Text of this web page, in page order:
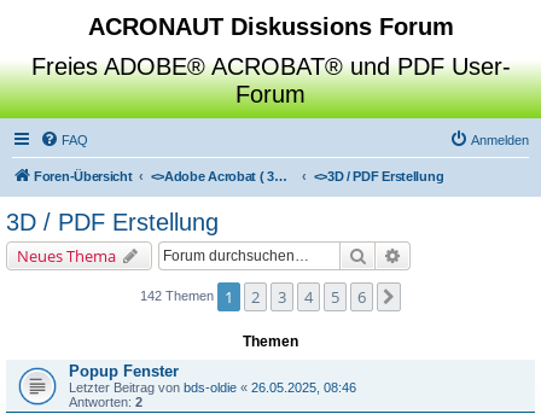
ACRONAUT Diskussions Forum
Freies ADOBE® ACROBAT® und PDF User-
Forum
FAQ Anmelden
Foren-Übersicht <>Adobe Acrobat ( 3D / Professional / Standard / Reader / Distiller ) <>3D / PDF Erstellung
3D / PDF Erstellung
Neues Thema Suche
142 Themen 1 2 3 4 5 6
Themen
Popup Fenster
Letzter Beitrag von bds-oldie « 26.05.2025, 08:46
Antworten: 2